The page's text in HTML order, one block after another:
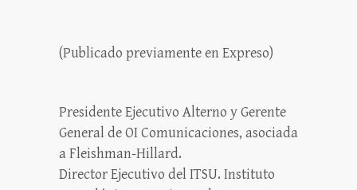
(Publicado previamente en Expreso)
Presidente Ejecutivo Alterno y Gerente
General de OI Comunicaciones, asociada
a Fleishman-Hillard.
Director Ejecutivo del ITSU. Instituto